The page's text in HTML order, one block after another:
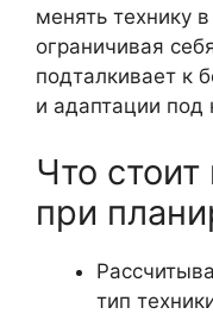
менять технику
ограничивая
подталкивает к
и адаптации под
Что стоит
при
тип